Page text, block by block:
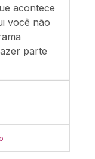
acontece
você não
parte